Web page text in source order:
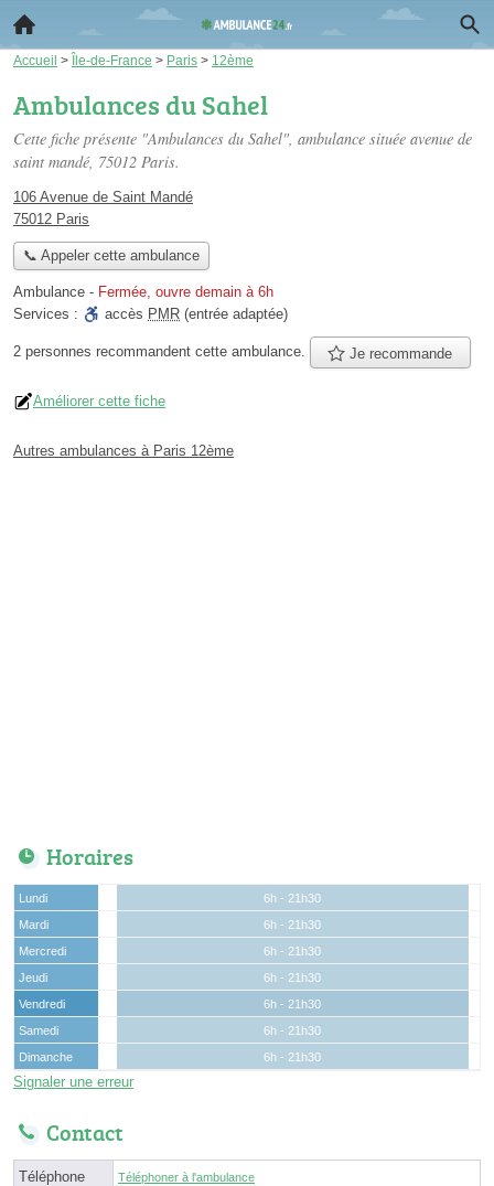
Accueil > Île-de-France > Paris > 12ème
Ambulances du Sahel
Cette fiche présente "Ambulances du Sahel", ambulance située avenue de
saint mandé, 75012 Paris.
106 Avenue de Saint Mandé
75012 Paris
📞 Appeler cette ambulance
Ambulance - Fermée, ouvre demain à 6h
Services :
accès PMR (entrée adaptée)
2 personnes recommandent cette ambulance. Je recommande
Améliorer cette fiche
Autres ambulances à Paris 12ème
Horaires
Lundi
6h - 21h30
Mardi
6h - 21h30
Mercredi
6h - 21h30
Jeudi
6h - 21h30
Vendredi
6h - 21h30
Samedi
6h - 21h30
Dimanche
6h - 21h30
Signaler une erreur
Contact
Téléphone Téléphoner à l'ambulance